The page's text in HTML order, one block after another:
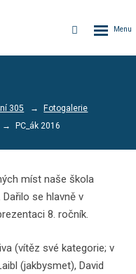
Vyhledávání
305
Fotogalerie
PC_ák 2016
míst naše škola
se hlavně v
8. ročník.
(vítěz své kategorie; v
(jakbysmet), David